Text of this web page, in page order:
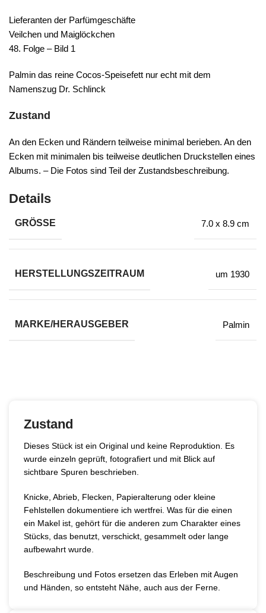
Lieferanten der Parfümgeschäfte
Veilchen und Maiglöckchen
48. Folge – Bild 1
Palmin das reine Cocos-Speisefett nur echt mit dem
Namenszug Dr. Schlinck
Zustand
An den Ecken und Rändern teilweise minimal berieben. An den
Ecken mit minimalen bis teilweise deutlichen Druckstellen eines
Albums. – Die Fotos sind Teil der Zustandsbeschreibung.
Details
GRÖSSE 7.0 x 8.9 cm
HERSTELLUNGSZEITRAUM um 1930
MARKE/HERAUSGEBER Palmin
Zustand
Dieses Stück ist ein Original und keine Reproduktion. Es
wurde einzeln geprüft, fotografiert und mit Blick auf
sichtbare Spuren beschrieben.
Knicke, Abrieb, Flecken, Papieralterung oder kleine
Fehlstellen dokumentiere ich wertfrei. Was für die einen
ein Makel ist, gehört für die anderen zum Charakter eines
Stücks, das benutzt, verschickt, gesammelt oder lange
aufbewahrt wurde.
Beschreibung und Fotos ersetzen das Erleben mit Augen
und Händen, so entsteht Nähe, auch aus der Ferne.